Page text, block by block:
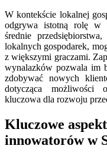
W kontekście lokalnej
odgrywa istotną rolę w
średnie
lokalnych gospodarek,
z większymi graczami.
wynalazków pozwala im
zdobywać nowych
dotycząca możliwości
kluczowa dla rozwoju
Kluczowe
innowatorów w